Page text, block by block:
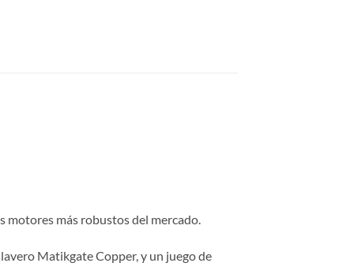
motores más robustos del mercado.
Matikgate Copper, y un juego de